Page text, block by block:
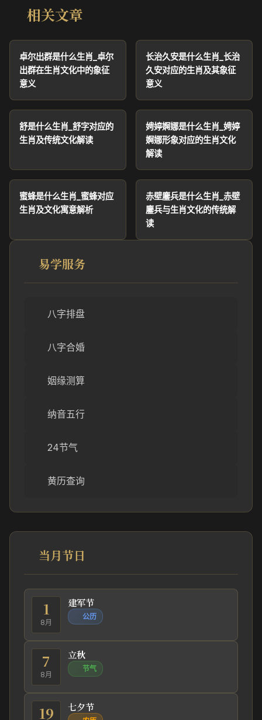
相关文章
卓尔出群是什么生肖_卓尔
出群在生肖文化中的象征
意义
长治久安是什么生肖_长治
久安对应的生肖及其象征
意义
舒是什么生肖_舒字对应的
生肖及传统文化解读
娉婷婀娜是什么生肖_娉婷
婀娜形象对应的生肖文化
解读
蜜蜂是什么生肖_蜜蜂对应
生肖及文化寓意解析
赤壁鏖兵是什么生肖_赤壁
鏖兵与生肖文化的传统解
读
易学服务
八字排盘
八字合婚
姻缘测算
纳音五行
24节气
黄历查询
当月节日
1
8月
建军节
公历
7
8月
立秋
节气
19 七夕节